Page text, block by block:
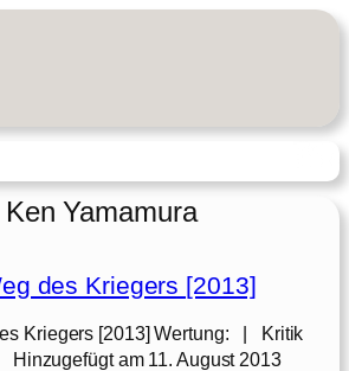
Ken Yamamura
des Kriegers [2013]
Kriegers [2013] Wertung: | Kritik
am 11. August 2013